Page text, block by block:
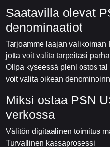
Saatavilla olevat
denominaatiot
Tarjoamme laajan valikoiman
jotta voit valita tarpeitasi
Olipa kyseessä pieni ostos
voit valita oikean
Miksi ostaa PSN
verkossa
Välitön digitaalinen toimitus
Turvallinen kassaprosessi